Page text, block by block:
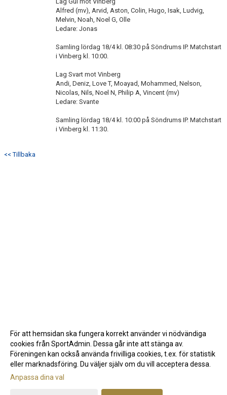
Alfred (mv), Arvid, Aston, Colin, Hugo, Isak, Ludvig,
Melvin, Noah, Noel G, Olle
Ledare: Jonas
Samling lördag 18/4 kl. 08:30 på Söndrums IP. Matchstart
i Vinberg kl. 10:00.
Lag Svart mot Vinberg
Andi, Deniz, Love T, Moayad, Mohammed, Nelson,
Nicolas, Nils, Noel N, Philip A, Vincent (mv)
Ledare: Svante
Samling lördag 18/4 kl. 10:00 på Söndrums IP. Matchstart
i Vinberg kl. 11:30.
<< Tillbaka
Gå till Webbversion
För att hemsidan ska fungera korrekt använder vi nödvändiga
cookies från SportAdmin. Dessa går inte att stänga av.
Föreningen kan också använda frivilliga cookies, t.ex. för statistik
eller marknadsföring. Du väljer själv om du vill acceptera dessa.
Anpassa dina val